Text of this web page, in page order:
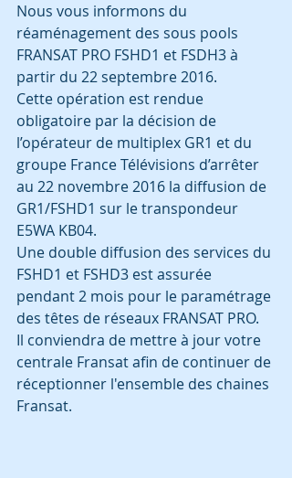
Nous vous informons du
réaménagement des sous pools
FRANSAT PRO FSHD1 et FSDH3 à
partir du 22 septembre 2016.
Cette opération est rendue
obligatoire par la décision de
l’opérateur de multiplex GR1 et du
groupe France Télévisions d’arrêter
au 22 novembre 2016 la diffusion de
GR1/FSHD1 sur le transpondeur
E5WA KB04.
Une double diffusion des services du
FSHD1 et FSHD3 est assurée
pendant 2 mois pour le paramétrage
des têtes de réseaux FRANSAT PRO.
Il conviendra de mettre à jour votre
centrale Fransat afin de continuer de
réceptionner l'ensemble des chaines
Fransat.